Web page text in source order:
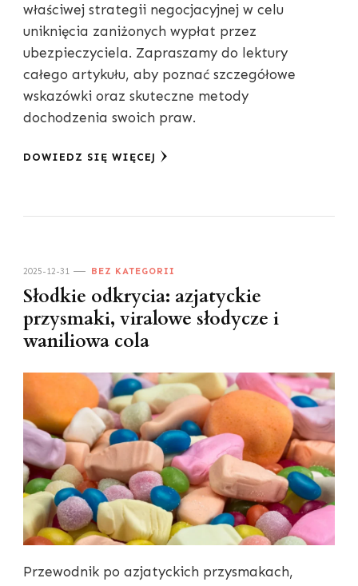
właściwej strategii negocjacyjnej w celu
uniknięcia zaniżonych wypłat przez
ubezpieczyciela. Zapraszamy do lektury
całego artykułu, aby poznać szczegółowe
wskazówki oraz skuteczne metody
dochodzenia swoich praw.
DOWIEDZ SIĘ WIĘCEJ
2025-12-31 BEZ KATEGORII
Słodkie odkrycia: azjatyckie
przysmaki, viralowe słodycze i
waniliowa cola
Przewodnik po azjatyckich przysmakach,